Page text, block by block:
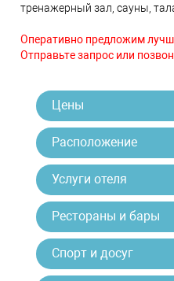
тренажерный зал, сауны,
Оперативно предложим
Отправьте запрос или
Цены
Расположение
Услуги отеля
Рестораны и бары
Спорт и досуг